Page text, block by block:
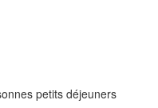
petits déjeuners